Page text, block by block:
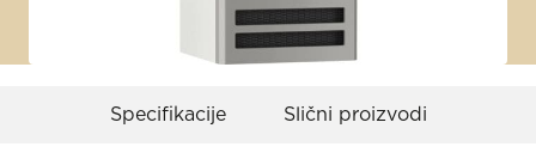
Specifikacije Slični proizvodi